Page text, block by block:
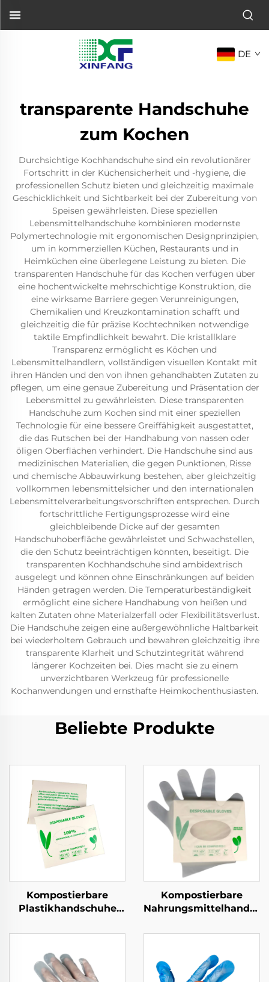
DE
transparente Handschuhe
zum Kochen
Durchsichtige Kochhandschuhe sind ein revolutionärer
Fortschritt in der Küchensicherheit und -hygiene, die
professionellen Schutz bieten und gleichzeitig maximale
Geschicklichkeit und Sichtbarkeit bei der Zubereitung von
Speisen gewährleisten. Diese speziellen
Lebensmittelhandschuhe kombinieren modernste
Polymertechnologie mit ergonomischen Designprinzipien,
um in kommerziellen Küchen, Restaurants und in
Heimküchen eine überlegene Leistung zu bieten. Die
transparenten Handschuhe für das Kochen verfügen über
eine hochentwickelte mehrschichtige Konstruktion, die
eine wirksame Barriere gegen Verunreinigungen,
Chemikalien und Kreuzkontamination schafft und
gleichzeitig die für präzise Kochtechniken notwendige
taktile Empfindlichkeit bewahrt. Die kristallklare
Transparenz ermöglicht es Köchen und
Lebensmittelhandlern, vollständigen visuellen Kontakt mit
ihren Händen und den von ihnen gehandhabten Zutaten zu
pflegen, um eine genaue Zubereitung und Präsentation der
Lebensmittel zu gewährleisten. Diese transparenten
Handschuhe zum Kochen sind mit einer speziellen
Technologie für eine bessere Greiffähigkeit ausgestattet,
die das Rutschen bei der Handhabung von nassen oder
öligen Oberflächen verhindert. Die Handschuhe sind aus
medizinischen Materialien, die gegen Punktionen, Risse
und chemische Abbauwirkung bestehen, aber gleichzeitig
vollkommen lebensmittelsicher und den internationalen
Lebensmittelverarbeitungsvorschriften entsprechen. Durch
fortschrittliche Fertigungsprozesse wird eine
gleichbleibende Dicke auf der gesamten
Handschuhoberfläche gewährleistet und Schwachstellen,
die den Schutz beeinträchtigen könnten, beseitigt. Die
transparenten Kochhandschuhe sind ambidextrisch
ausgelegt und können ohne Einschränkungen auf beiden
Händen getragen werden. Die Temperaturbeständigkeit
ermöglicht eine sichere Handhabung von heißen und
kalten Zutaten ohne Materialzerfall oder Flexibilitätsverlust.
Die Handschuhe zeigen eine außergewöhnliche Haltbarkeit
bei wiederholtem Gebrauch und bewahren gleichzeitig ihre
transparente Klarheit und Schutzintegrität während
längerer Kochzeiten bei. Dies macht sie zu einem
unverzichtbaren Werkzeug für professionelle
Kochanwendungen und ernsthafte Heimkochenthusiasten.
Beliebte Produkte
Kompostierbare
Plastikhandschuhe
kompostierbar aus
Material
Kompostierbare
kompostierbar aus
Material